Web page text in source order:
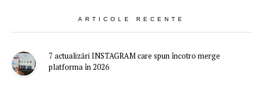
ARTICOLE RECENTE
7 actualizări INSTAGRAM care spun încotro merge
platforma în 2026